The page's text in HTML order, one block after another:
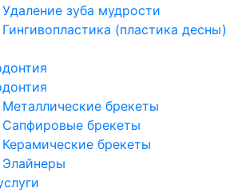
Удаление зуба мудрости
Гингивопластика (пластика десны)
Металлические брекеты
Сапфировые брекеты
Керамические брекеты
Элайнеры